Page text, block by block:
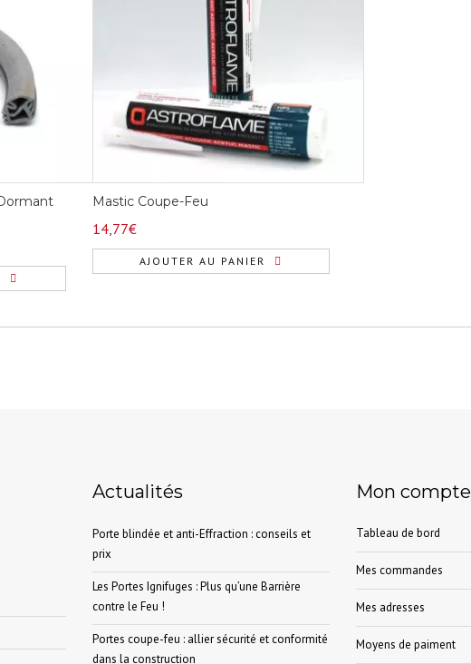
Mastic Coupe-Feu
14,77€
AJOUTER AU PANIER
Actualités
Porte blindée et anti-Effraction : conseils et
prix
Les Portes Ignifuges : Plus qu’une Barrière
contre le Feu !
Portes coupe-feu : allier sécurité et conformité
dans la construction
Mon compte
Tableau de bord
Mes commandes
Mes adresses
Moyens de paiment